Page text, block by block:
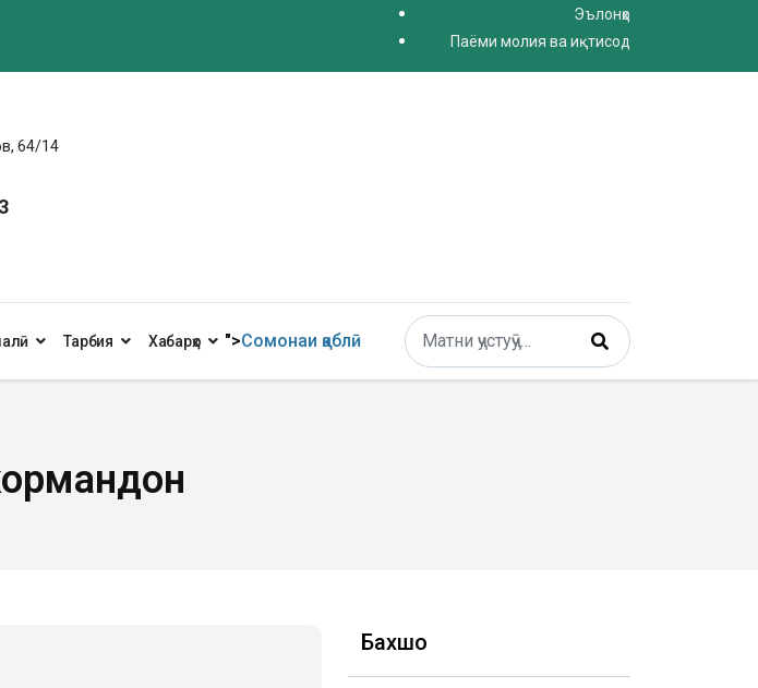
Эълонҳо
Паёми молия ва иқтисод
64/14
Тарбия Хабарҳо ">Сомонаи қаблӣ
Поиск
Type 2 or more characters for results.
Бахшҳо